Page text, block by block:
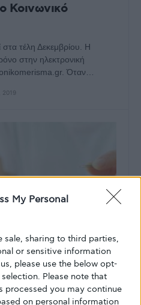
My Personal
sharing to third parties,
or sensitive information
please use the below opt-
Please note that
processed you may continue
on personal information
Κοινωνικό
στα τέλη Δεκεμβρίου. Η
στην ηλεκτρονική
Όταν…
2019